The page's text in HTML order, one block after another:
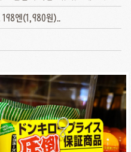
198엔(1,980원)..